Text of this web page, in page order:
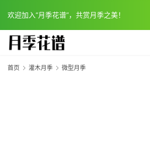
欢迎加入“月季花谱”，共赏月季之美！
首页 灌木月季 微型月季